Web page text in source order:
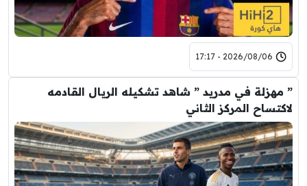
2026/08/06 - 17:17
” مهزلة في مدريد ” شاهد تشكيله الريال القادمه
لاكتساح المركز الثاني